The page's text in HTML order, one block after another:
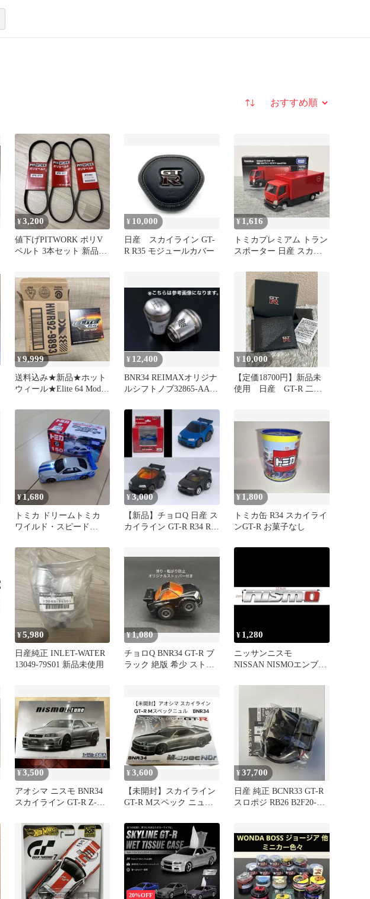
並び替え
¥3,200
値下げPITWORK ポリV
ベルト 3本セット 新品未
¥ 10,000
日産 スカイライン GT-
R R35 モジュールカバー
¥ 1,616
トミカプレミアム トラン
スポーター 日産 スカイ
¥9,999
送料込み★新品★ホット
ウィール★Elite 64 Mod
¥ 12,400
BNR34 REIMAXオリジナ
ルシフトノブ32865-AAR-
¥ 10,000
【定価18700円】新品未
使用 日産 GT-R 二つ
¥1,680
トミカ ドリームトミカ
ワイルド・スピード
R
¥3,000
【新品】チョロQ 日産 ス
カイライン GT-R R34 R33
¥ 1,800
トミカ缶 R34 スカイライ
ンGT-R お菓子なし
¥5,980
日産純正 INLET-WATER
13049-79S01 新品未使用
¥1,080
チョロQ BNR34 GT-R ブ
ラック 絶版 希少 ストッ
¥ 1,280
ニッサンニスモ
NISSAN NISMOエンブレ
¥3,500
アオシマ ニスモ BNR34
スカイライン GT-R Z-
¥3,600
【未開封】スカイライン
GT-R Mスペック ニュル
¥37,700
日産 純正 BCNR33 GT-R
スロポジ RB26 B2F20-
20%OFF